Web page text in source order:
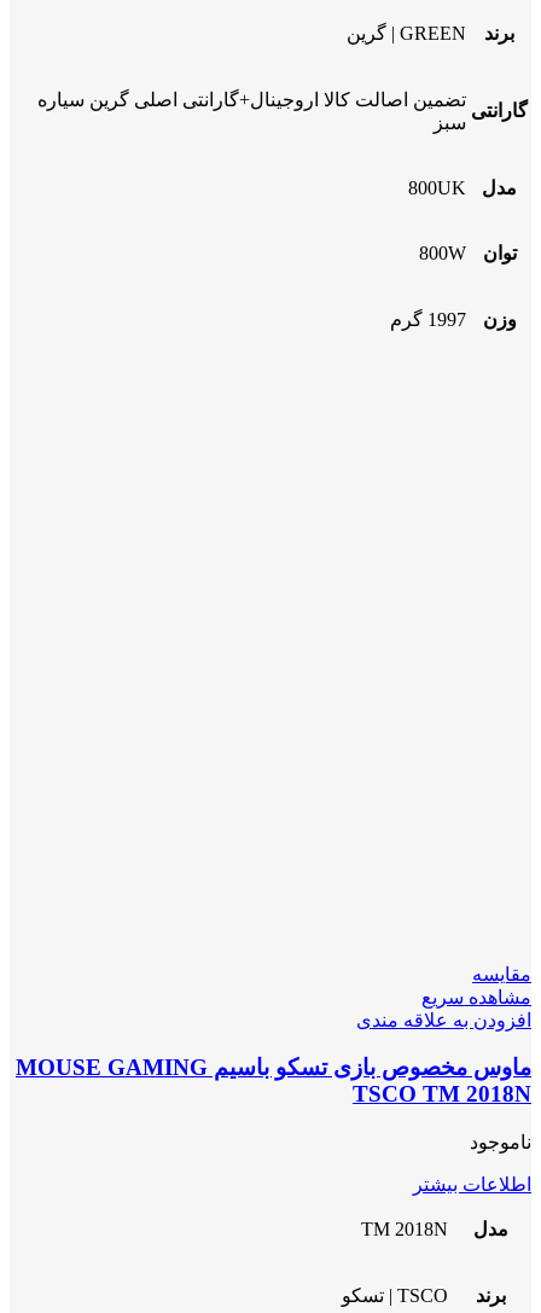
برند GREEN | گرین
گارانتی
تضمین اصالت کالا اروجینال+گارانتی اصلی گرین سیاره
سبز
مدل 800UK
توان 800W
وزن 1997 گرم
مقایسه
مشاهده سریع
افزودن به علاقه مندی
ماوس مخصوص بازی تسکو باسیم MOUSE GAMING
TSCO TM 2018N
ناموجود
اطلاعات بیشتر
مدل TM 2018N
برند TSCO | تسکو